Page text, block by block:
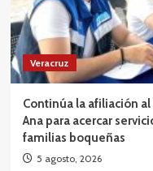
Veracruz
Continúa la afiliación
Ana para acercar
familias boqueñas
5 agosto, 2026